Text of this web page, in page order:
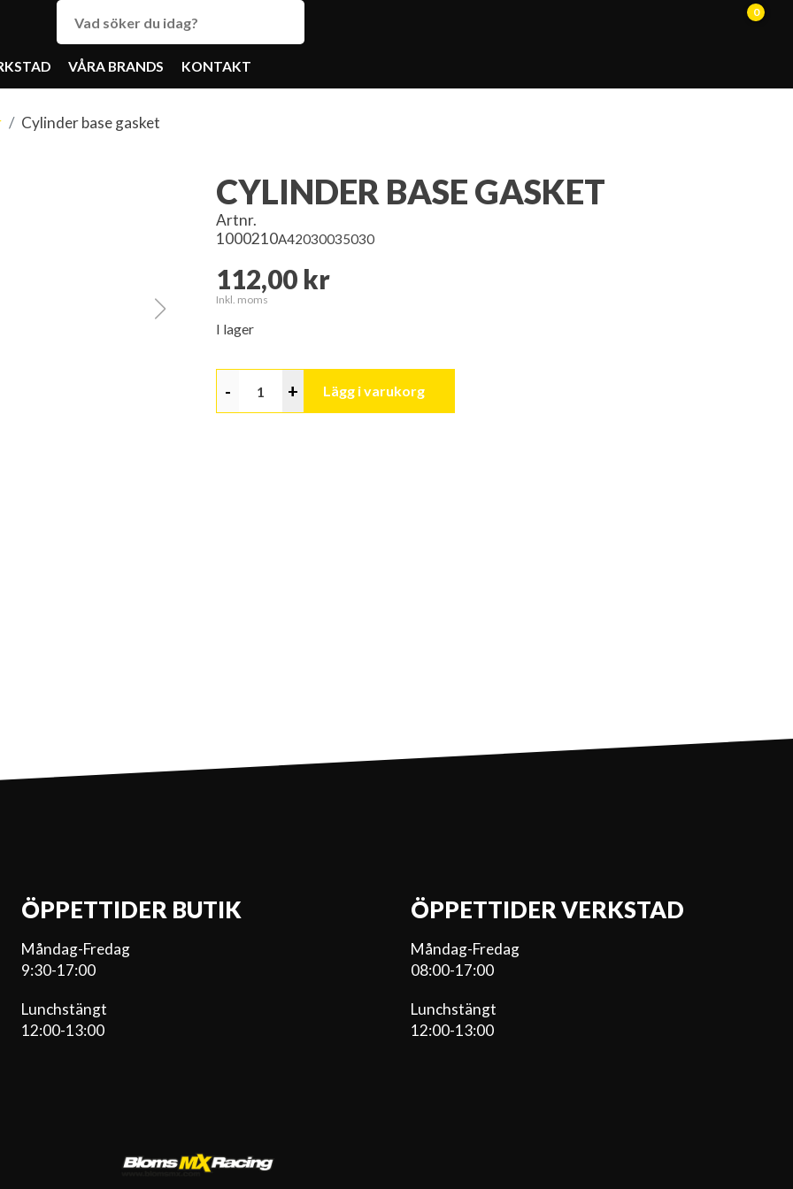
0
VÅRA BRANDS KONTAKT
Cylinder base gasket
CYLINDER BASE GASKET
Artnr.
1000210A42030035030
112,00 kr
Inkl. moms
I lager
- + Lägg i varukorg
ÖPPETTIDER BUTIK
Måndag-Fredag
9:30-17:00
Lunchstängt
12:00-13:00
ÖPPETTIDER VERKSTAD
Måndag-Fredag
08:00-17:00
Lunchstängt
12:00-13:00